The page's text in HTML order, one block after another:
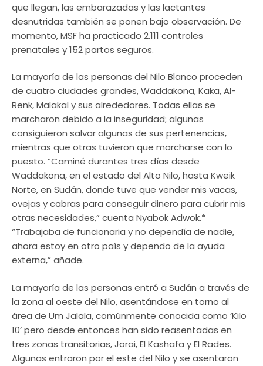
que llegan, las embarazadas y las lactantes
desnutridas también se ponen bajo observación. De
momento, MSF ha practicado 2.111 controles
prenatales y 152 partos seguros.
La mayoría de las personas del Nilo Blanco proceden
de cuatro ciudades grandes, Waddakona, Kaka, Al-
Renk, Malakal y sus alrededores. Todas ellas se
marcharon debido a la inseguridad; algunas
consiguieron salvar algunas de sus pertenencias,
mientras que otras tuvieron que marcharse con lo
puesto. “Caminé durantes tres días desde
Waddakona, en el estado del Alto Nilo, hasta Kweik
Norte, en Sudán, donde tuve que vender mis vacas,
ovejas y cabras para conseguir dinero para cubrir mis
otras necesidades,” cuenta Nyabok Adwok.*
“Trabajaba de funcionaria y no dependía de nadie,
ahora estoy en otro país y dependo de la ayuda
externa,” añade.
La mayoría de las personas entró a Sudán a través de
la zona al oeste del Nilo, asentándose en torno al
área de Um Jalala, comúnmente conocida como ‘Kilo
10’ pero desde entonces han sido reasentadas en
tres zonas transitorias, Jorai, El Kashafa y El Rades.
Algunas entraron por el este del Nilo y se asentaron